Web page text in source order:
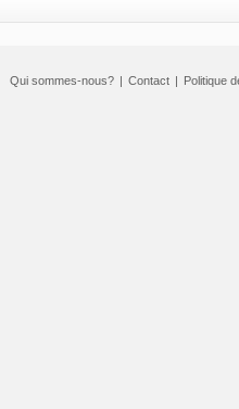
Qui sommes-nous? | Contact | Politique